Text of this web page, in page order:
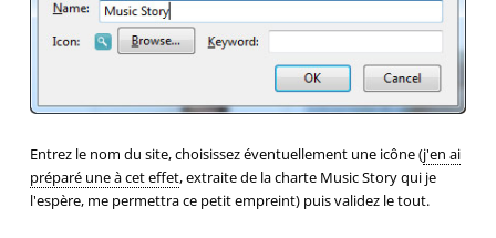
Entrez le nom du site, choisissez éventuellement une icône (j'en ai
préparé une à cet effet, extraite de la charte Music Story qui je
l'espère, me permettra ce petit empreint) puis validez le tout.